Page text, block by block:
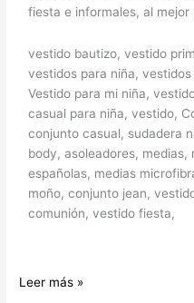
fiesta e informales, al mejor
vestido bautizo, vestido
vestidos para niña,
Vestido para mi niña,
casual para niña, vestido,
conjunto casual, sudadera
body, asoleadores, medias,
españolas, medias
moño, conjunto jean,
comunión, vestido fiesta,
Leer más »